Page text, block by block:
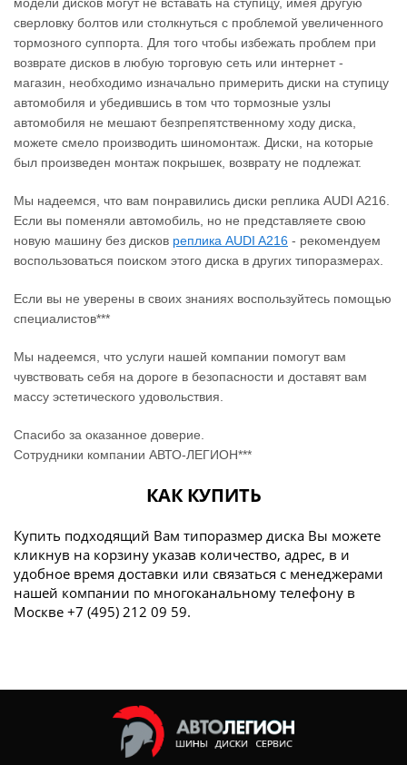
модели дисков могут не вставать на ступицу, имея другую
сверловку болтов или столкнуться с проблемой увеличенного
тормозного суппорта. Для того чтобы избежать проблем при
возврате дисков в любую торговую сеть или интернет -
магазин, необходимо изначально примерить диски на ступицу
автомобиля и убедившись в том что тормозные узлы
автомобиля не мешают безпрепятственному ходу диска,
можете смело производить шиномонтаж. Диски, на которые
был произведен монтаж покрышек, возврату не подлежат.
Мы надеемся, что вам понравились диски реплика AUDI A216.
Если вы поменяли автомобиль, но не представляете свою
новую машину без дисков реплика AUDI A216 ‐ рекомендуем
воспользоваться поиском этого диска в других типоразмерах.
Если вы не уверены в своих знаниях воспользуйтесь помощью
специалистов***
Мы надеемся, что услуги нашей компании помогут вам
чувствовать себя на дороге в безопасности и доставят вам
массу эстетического удовольствия.
Спасибо за оказанное доверие.
Сотрудники компании АВТО-ЛЕГИОН***
КАК КУПИТЬ
Купить подходящий Вам типоразмер диска Вы можете
кликнув на корзину указав количество, адрес, в и
удобное время доставки или связаться с менеджерами
нашей компании по многоканальному телефону в
Москве +7 (495) 212 09 59.